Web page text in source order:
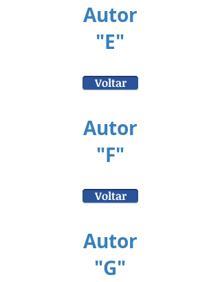
Autor
"E"
Voltar
Autor
"F"
Voltar
Autor
"G"